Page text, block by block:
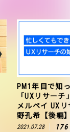
PM1年目で知
「UXリサー
メルペイ UX
野孔希【後編
2021.07.28 176